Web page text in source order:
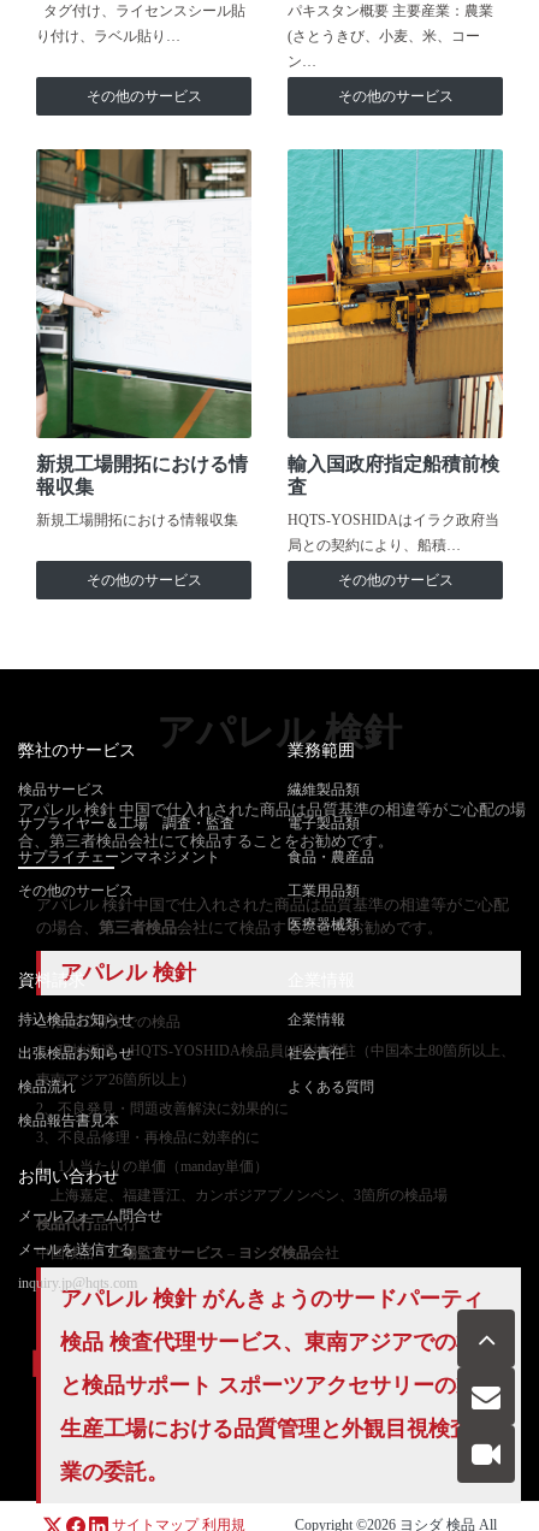
タグ付け、ライセンスシール貼
り付け、ラベル貼り…
その他のサービス
パキスタン概要 主要産業：農業
(さとうきび、小麦、米、コー
ン…
その他のサービス
新規工場開拓における情
報収集
新規工場開拓における情報収集
その他のサービス
輸入国政府指定船積前検
査
HQTS-YOSHIDAはイラク政府当
局との契約により、船積…
その他のサービス
アパレル 検針
アパレル 検針 中国で仕入れされた商品は品質基準の相違等がご心配の場
合、第三者検品会社にて検品することをお勧めです。
アパレル 検針中国で仕入れされた商品は品質基準の相違等がご心配
の場合、 第三者検品会社にて検品することをお勧めです。
アパレル 検針
ご指定工場先での検品
1、現地派遣：HQTS-YOSHIDA検品員は現地常駐（中国本土80箇所以上、
東南アジア26箇所以上）
2、不良発見・問題改善解決に効果的に
3、不良品修理・再検品に効率的に
4、1人当たりの単価（manday単価）
上海嘉定、福建晋江、カンボジアプノンペン、3箇所の検品場
検品代行品代行
中国検品・工場監査サービス – ヨシダ検品会社
アパレル 検針 がんきょうのサードパーティ
検品 検査代理サービス、東南アジアでの検針
と検品サポート スポーツアクセサリーの製品
生産工場における品質管理 と外観目視検査作
業の委託。
弊社のサービス
検品サービス
サプライヤー＆工場 調査・監査
サプライチェーンマネジメント
その他のサービス
業務範囲
繊維製品類
電子製品類
食品・農産品
工業用品類
医療器械類
資料請求
持込検品お知らせ
出張検品お知らせ
検品流れ
検品報告書見本
企業情報
社会責任
よくある質問
お問い合わせ
メールフォーム問合せ
メールを送信する
inquiry.jp@hqts.com
お電話でのお問い合わせ
050-5840-2657
サイトマップ 利用規 Copyright ©2026 ヨシダ 検品 All